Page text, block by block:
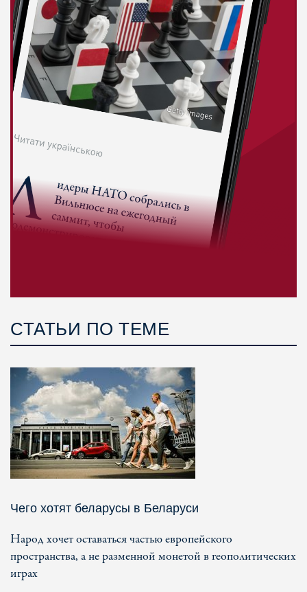
СТАТЬИ ПО ТЕМЕ
Чего хотят беларусы в Беларуси
Народ хочет оставаться частью европейского
пространства, а не разменной монетой в геополитических
играх